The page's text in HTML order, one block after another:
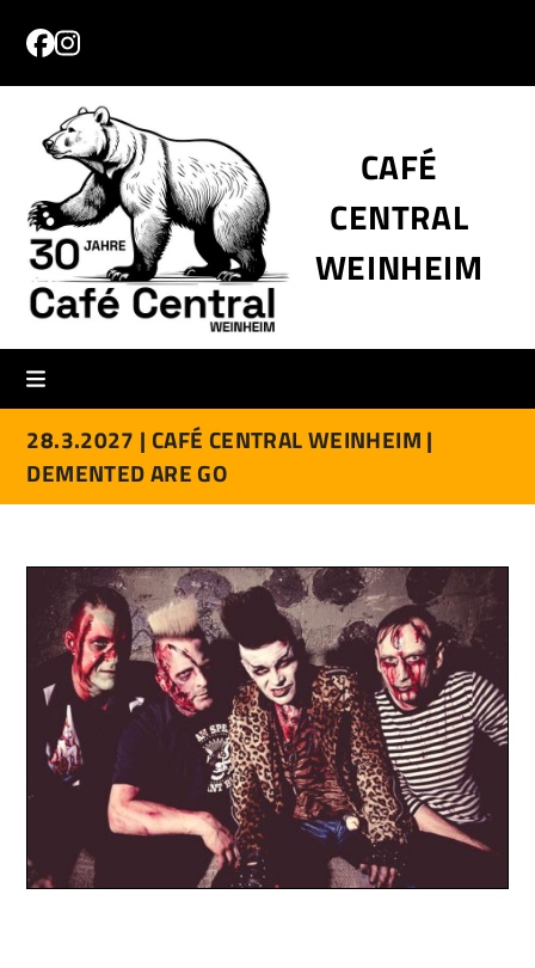
content
Facebook
Instagram
CAFÉ
CENTRAL
WEINHEIM
28.3.2027 | CAFÉ CENTRAL WEINHEIM |
DEMENTED ARE GO